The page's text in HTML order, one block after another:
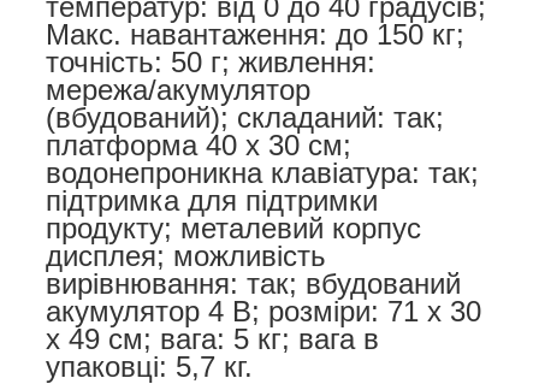
Макс. навантаження: до 150 кг;
точність: 50 г; живлення:
мережа/акумулятор
(вбудований); складаний: так;
платформа 40 х 30 см;
водонепроникна клавіатура: так;
підтримка для підтримки
продукту; металевий корпус
дисплея; можливість
вирівнювання: так; вбудований
акумулятор 4 В; розміри: 71 х 30
х 49 см; вага: 5 кг; вага в
упаковці: 5,7 кг.